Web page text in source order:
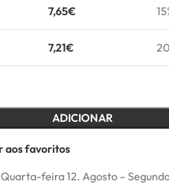
7,65€
7,21€
ADICIONAR
aos favoritos
feira 12. Agosto –